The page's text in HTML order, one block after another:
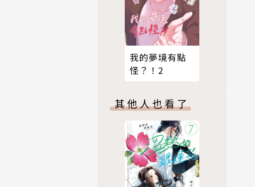
我的夢境有點
怪？！2
其他人也看了